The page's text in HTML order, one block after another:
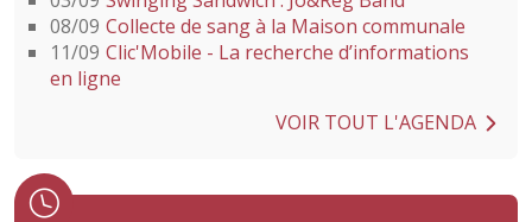
08/09 Collecte de sang à la Maison communale
11/09 Clic'Mobile - La recherche d’informations
en ligne
VOIR TOUT L'AGENDA